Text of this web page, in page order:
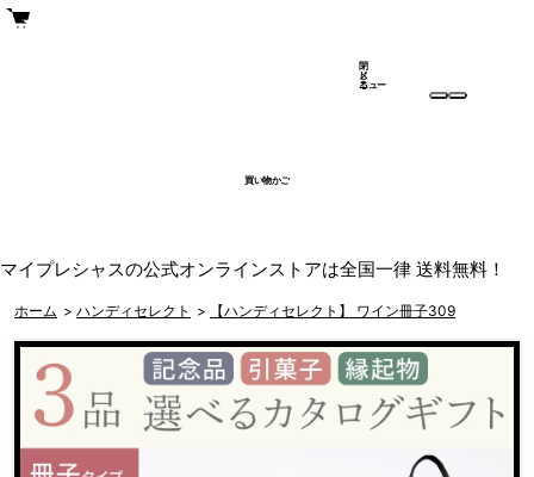
買い物かご
メ
ニュー
閉
じ
る
マイプレシャスの公式オンラインストアは全国一律 送料無料！
ホーム > ハンディセレクト > 【ハンディセレクト】 ワイン冊子309